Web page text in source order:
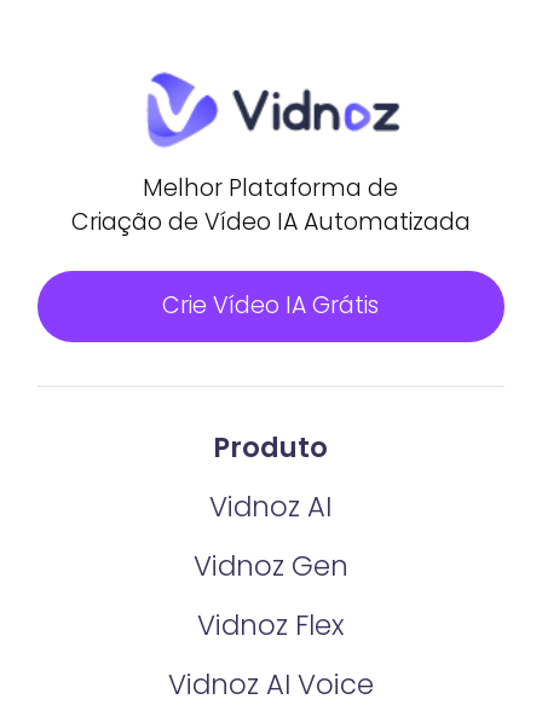
Melhor Plataforma de
Criação de Vídeo IA Automatizada
Crie Vídeo IA Grátis
Produto
Vidnoz AI
Vidnoz Gen
Vidnoz Flex
Vidnoz AI Voice